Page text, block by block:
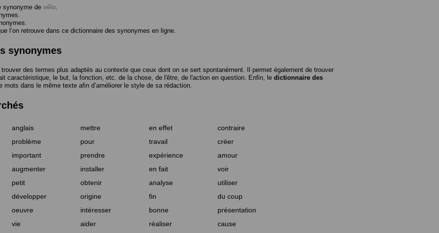
synonyme de vélo.
l’on retrouve dans ce dictionnaire des synonymes en ligne.
synonymes
trouver des termes plus adaptés au contexte que ceux dont on se sert spontanément. Il permet également de trouver
caractéristique, le but, la fonction, etc. de la chose, de l'être, de l'action en question. Enfin, le dictionnaire des
mots dans le même texte afin d’améliorer le style de sa rédaction.
anglais mettre en effet
contraire
problème pour travail
créer
important prendre expérience
amour
augmenter installer en fait
voir
petit obtenir analyse
utiliser
développer origine fin
du coup
oeuvre intéresser bonne
présentation
vie aider réaliser cause